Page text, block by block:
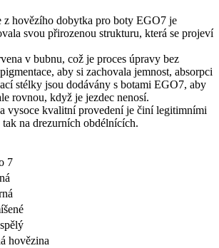
hovězího dobytka pro boty EGO7 je
svou přirozenou strukturu, která se projeví
v bubnu, což je proces úpravy bez
aby si zachovala jemnost, absorpci
stélky jsou dodávány s botami EGO7, aby
rovnou, když je jezdec nenosí.
vysoce kvalitní provedení je činí legitimními
na drezurních obdélnících.
7
hovězina